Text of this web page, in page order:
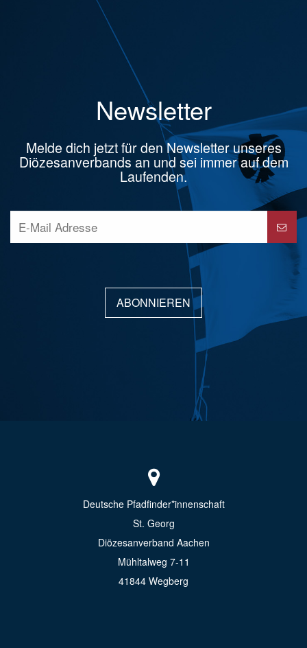
Newsletter
Melde dich jetzt für den Newsletter unseres
Diözesanverbands an und sei immer auf dem
Laufenden.
ABONNIEREN
Deutsche Pfadfinder*innenschaft
St. Georg
Diözesanverband Aachen
Mühltalweg 7-11
41844 Wegberg